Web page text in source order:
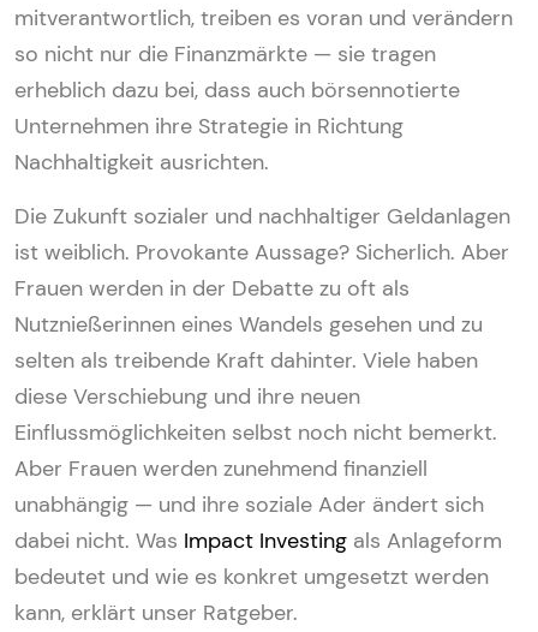
mitverantwortlich, treiben es voran und verändern
so nicht nur die Finanzmärkte — sie tragen
erheblich dazu bei, dass auch börsennotierte
Unternehmen ihre Strategie in Richtung
Nachhaltigkeit ausrichten.
Die Zukunft sozialer und nachhaltiger Geldanlagen
ist weiblich. Provokante Aussage? Sicherlich. Aber
Frauen werden in der Debatte zu oft als
Nutznießerinnen eines Wandels gesehen und zu
selten als treibende Kraft dahinter. Viele haben
diese Verschiebung und ihre neuen
Einflussmöglichkeiten selbst noch nicht bemerkt.
Aber Frauen werden zunehmend finanziell
unabhängig — und ihre soziale Ader ändert sich
dabei nicht. Was Impact Investing als Anlageform
bedeutet und wie es konkret umgesetzt werden
kann, erklärt unser Ratgeber.